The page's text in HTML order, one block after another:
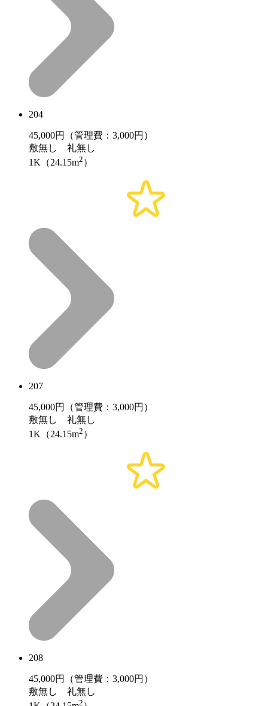
204
45,000円（管理費：3,000円）
敷無し 礼無し
1K（24.15m2 ）
207
45,000円（管理費：3,000円）
敷無し 礼無し
1K（24.15m2 ）
208
45,000円（管理費：3,000円）
敷無し 礼無し
2